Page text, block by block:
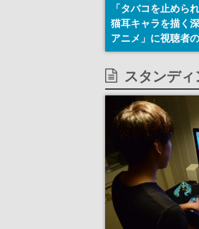
「タバコを止めら
猫耳キャラを描く
アニメ」に視聴者
から批判意見。違
の使用と思しき描
めて、BPOが議論
す
スタンデ